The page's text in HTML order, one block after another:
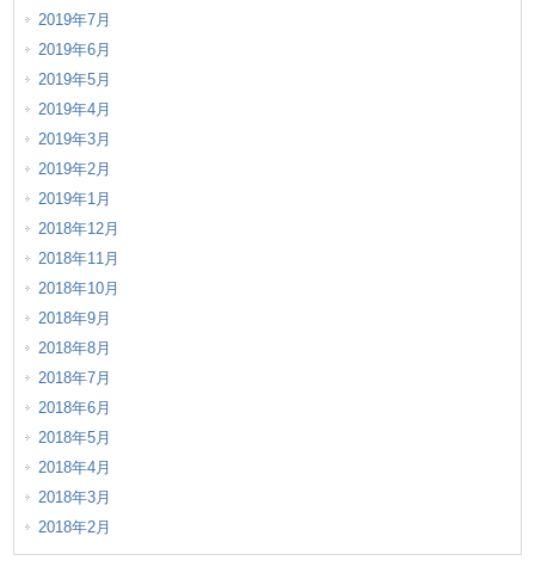
2019年7月
2019年6月
2019年5月
2019年4月
2019年3月
2019年2月
2019年1月
2018年12月
2018年11月
2018年10月
2018年9月
2018年8月
2018年7月
2018年6月
2018年5月
2018年4月
2018年3月
2018年2月